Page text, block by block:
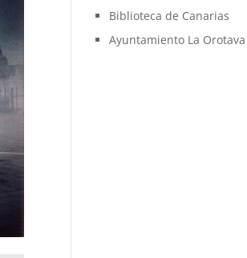
Biblioteca de Canarias
Ayuntamiento La Orotava